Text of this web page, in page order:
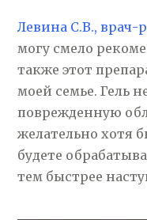
Левина С.В., врач-
могу смело
также этот
моей семье. Гель
поврежденную
желательно хотя
будете
тем быстрее